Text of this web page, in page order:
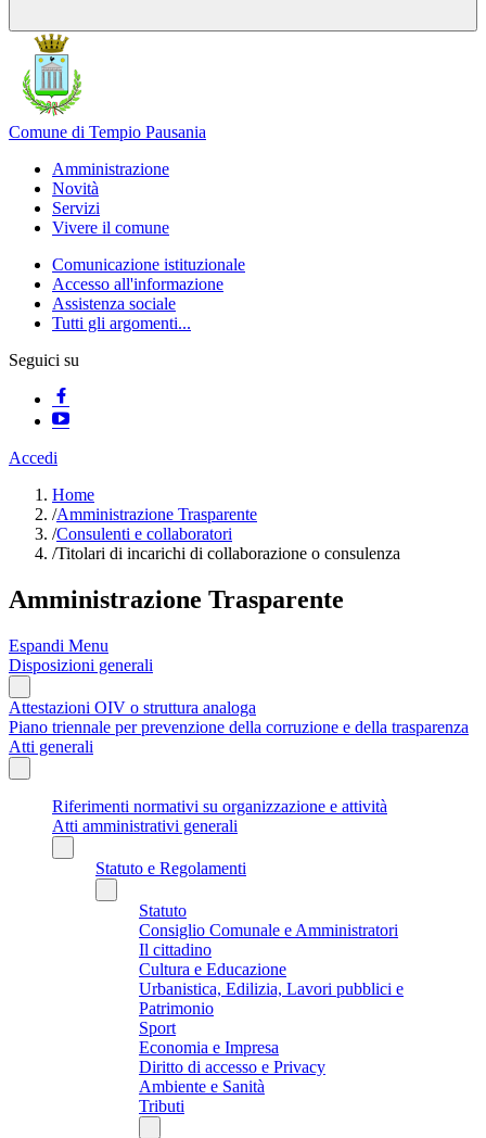
Comune di Tempio Pausania
Amministrazione
Novità
Servizi
Vivere il comune
Comunicazione istituzionale
Accesso all'informazione
Assistenza sociale
Tutti gli argomenti...
Seguici su
Accedi
Home
/Amministrazione Trasparente
/Consulenti e collaboratori
/Titolari di incarichi di collaborazione o consulenza
Amministrazione Trasparente
Espandi Menu
Disposizioni generali
Attestazioni OIV o struttura analoga
Piano triennale per prevenzione della corruzione e della trasparenza
Atti generali
Riferimenti normativi su organizzazione e attività
Atti amministrativi generali
Statuto e Regolamenti
Statuto
Consiglio Comunale e Amministratori
Il cittadino
Cultura e Educazione
Urbanistica, Edilizia, Lavori pubblici e
Patrimonio
Sport
Economia e Impresa
Diritto di accesso e Privacy
Ambiente e Sanità
Tributi